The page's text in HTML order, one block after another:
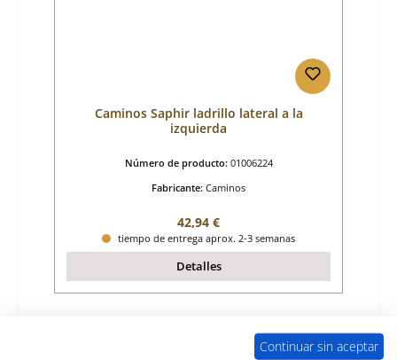
Caminos Saphir ladrillo lateral a la
izquierda
Número de producto: 01006224
Fabricante: Caminos
Precio normal:
42,94 €
tiempo de entrega aprox. 2-3 semanas
Detalles
Continuar sin aceptar